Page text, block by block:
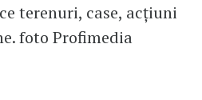
terenuri, case, acțiuni
foto Profimedia